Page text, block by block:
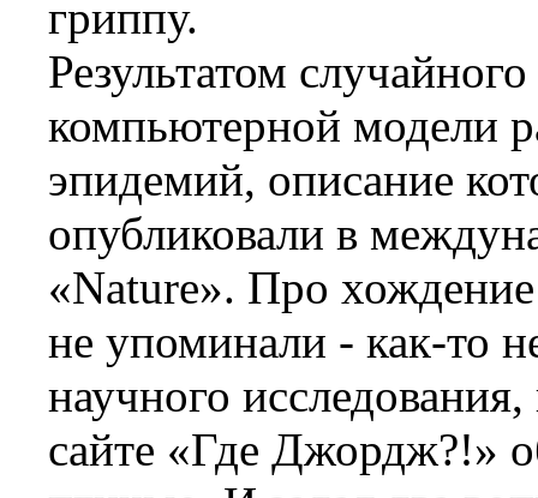
гриппу.
Результатом
компьютерной модели
эпидемий, описание
опубликовали в
«Nature». Про
не упоминали - как-то
научного
сайте «Где Джордж?!»